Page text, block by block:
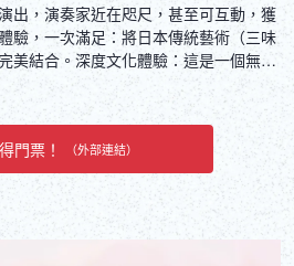
出，演奏家近在咫尺，甚至可互動，獲
驗，一次滿足：將日本傳統藝術（三味
美結合。深度文化體驗：這是一個無法
獨特旅程。
門票！ （外部連結）